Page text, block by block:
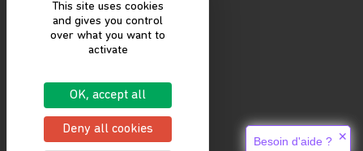
This site uses cookies
and gives you control
over what you want to
activate
OK, accept all
Deny all cookies
COMMENCER
Se connecter
Mentions légales
Politique de confidentialité
Besoin d'aide ? ✕